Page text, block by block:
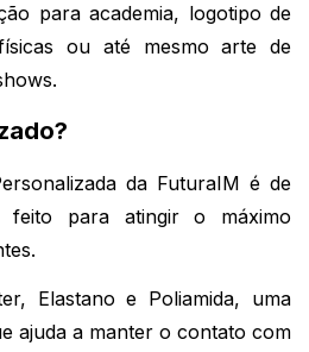
para academia, logotipo de
ou até mesmo arte de
feito para atingir o máximo
Elastano e Poliamida, uma
ajuda a manter o contato com